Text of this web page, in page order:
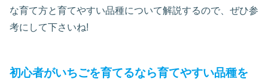
な育て方と育てやすい品種について解説するので、ぜひ参
考にして下さいね!
初心者がいちごを育てるなら育てやすい品種を